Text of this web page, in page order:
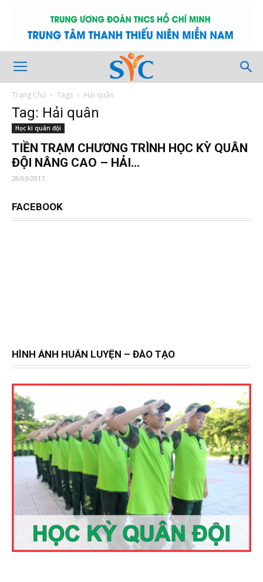
Trang Chủ Tags Hải quân
Tag: Hải quân
Học kì quân đội
TIỀN TRẠM CHƯƠNG TRÌNH HỌC KỲ QUÂN
ĐỘI NÂNG CAO – HẢI...
28/03/2017
FACEBOOK
HÌNH ẢNH HUẤN LUYỆN – ĐÀO TẠO